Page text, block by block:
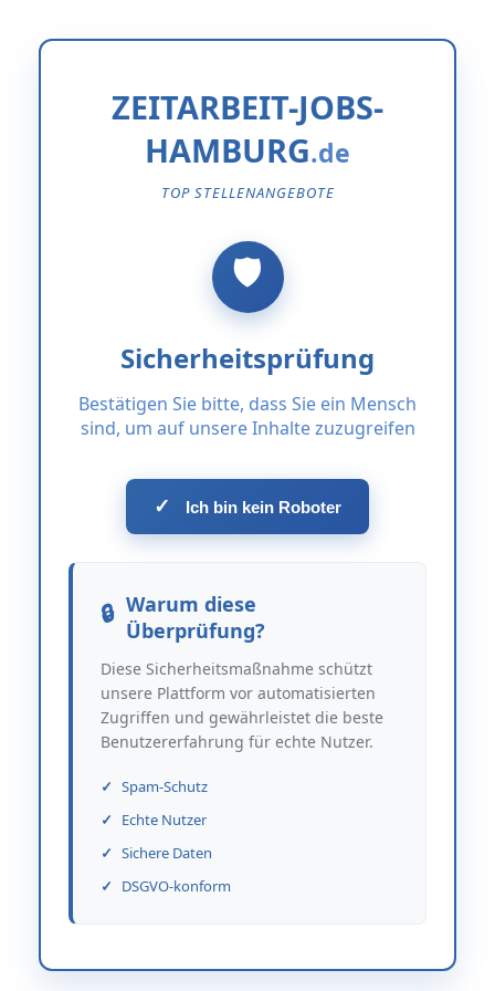
ZEITARBEIT-JOBS-
HAMBURG
TOP STELLENANGEBOTE
Sicherheitsprüfung
Bestätigen Sie bitte, dass Sie ein Mensch
sind, um auf unsere Inhalte zuzugreifen
✓ Ich bin kein Roboter
Warum diese
Überprüfung?
Diese Sicherheitsmaßnahme schützt
unsere Plattform vor automatisierten
Zugriffen und gewährleistet die beste
Benutzererfahrung für echte Nutzer.
Spam-Schutz
Echte Nutzer
Sichere Daten
DSGVO-konform